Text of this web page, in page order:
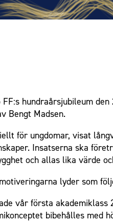
hundraårsjubileum
Bengt Madsen.
för ungdomar, visat
Insatserna ska
och allas lika värde
lyder som
vår första
bibehålles med